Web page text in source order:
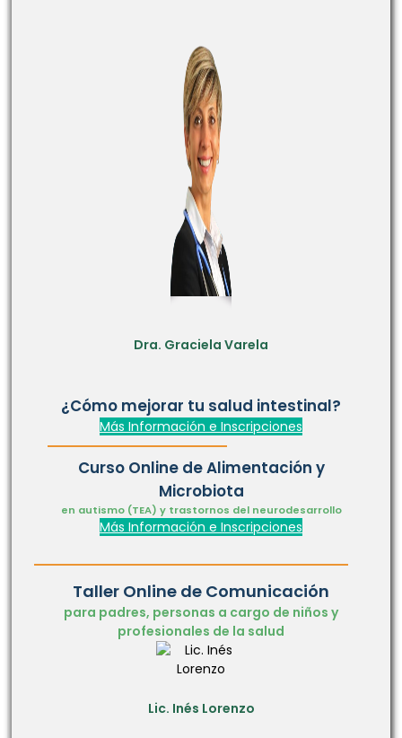
Dra. Graciela Varela
¿Cómo mejorar tu salud intestinal?
Más Información e Inscripciones
Curso Online de Alimentación y
Microbiota
en autismo (TEA) y trastornos del neurodesarrollo
Más Información e Inscripciones
Taller Online de Comunicación
para padres, personas a cargo de niños y
profesionales de la salud
Lic. Inés Lorenzo